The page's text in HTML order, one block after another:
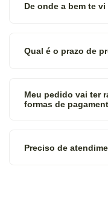
De onde a bem te vi
Qual é o prazo de
Meu pedido vai ter
formas de
Preciso de